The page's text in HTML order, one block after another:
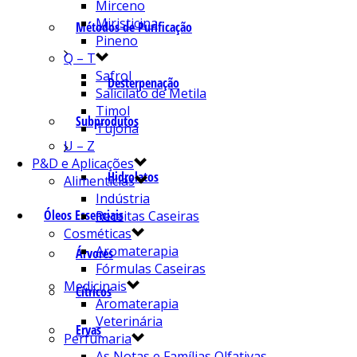
Métodos de Purificação
Desterpenação
Subprodutos
Hidrolatos
Óleos Essenciais
Árvores
Cítricos
Ervas
Mirceno
Miristicina
Pineno
Q – T
Safrol
Salicilato de Metila
Timol
Tujona
U – Z
P&D e Aplicações
Alimentícias
Indústria
Receitas Caseiras
Cosméticas
Aromaterapia
Fórmulas Caseiras
Medicinais
Aromaterapia
Veterinária
Perfumaria